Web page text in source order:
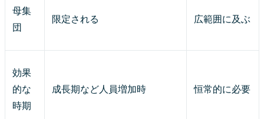
母集
団
限定される 広範囲に及ぶ
効果
的な
時期
成長期など人員増加時 恒常的に必要